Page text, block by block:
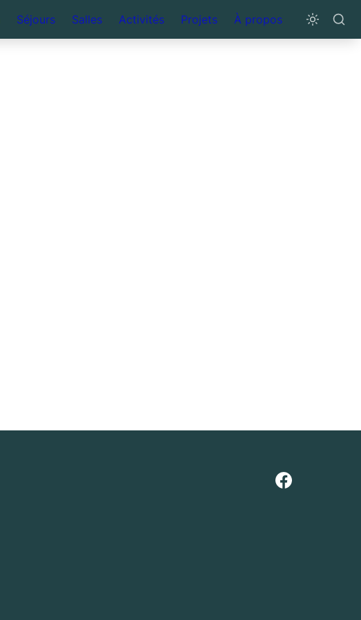
Séjours Salles Activités Projets À propos